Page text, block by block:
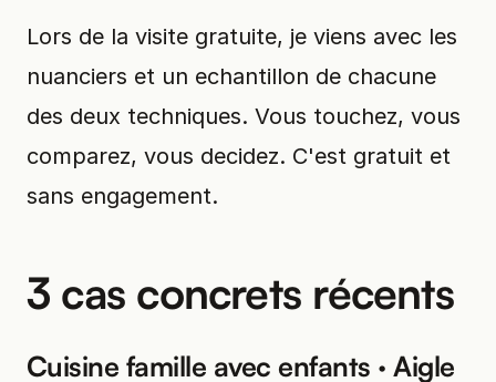
Lors de la visite gratuite, je viens avec les
nuanciers et un echantillon de chacune
des deux techniques. Vous touchez, vous
comparez, vous decidez. C'est gratuit et
sans engagement.
3 cas concrets récents
Cuisine famille avec enfants · Aigle